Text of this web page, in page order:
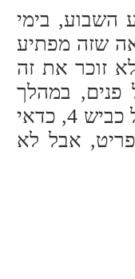
בימי
שזה מפתיע
זוכר את זה
פנים, במהלך
השבוע בעוברכם ליד אי שם, בדרככם לאי שם, על כביש 4, כדאי
אבל לא